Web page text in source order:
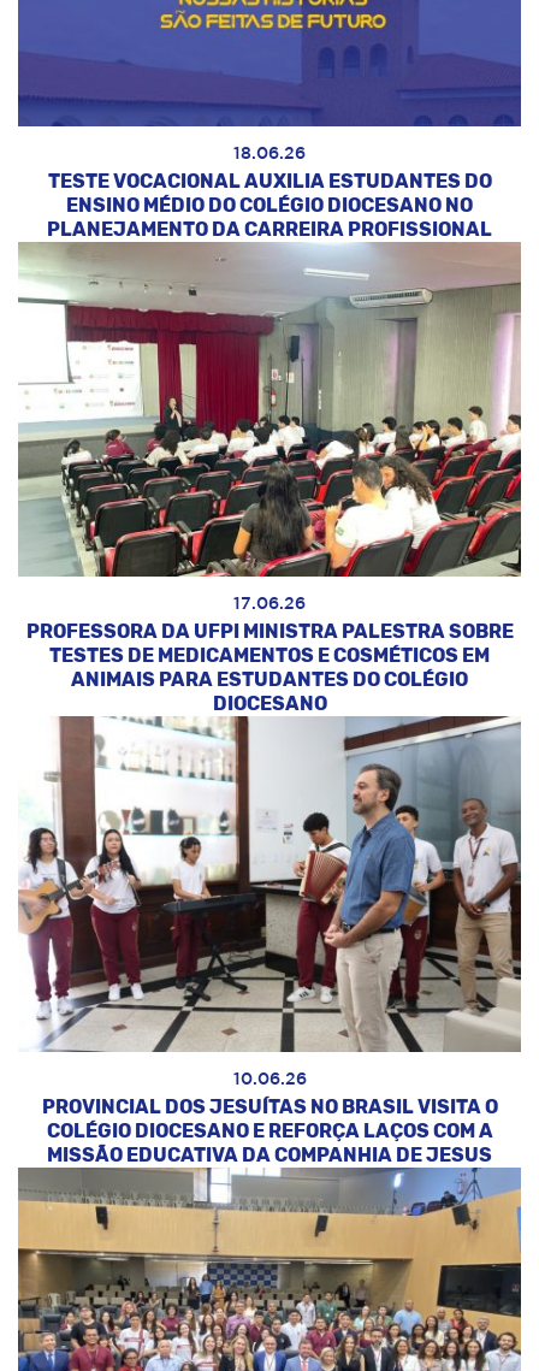
18.06.26
TESTE VOCACIONAL AUXILIA ESTUDANTES DO
ENSINO MÉDIO DO COLÉGIO DIOCESANO NO
PLANEJAMENTO DA CARREIRA PROFISSIONAL
17.06.26
PROFESSORA DA UFPI MINISTRA PALESTRA SOBRE
TESTES DE MEDICAMENTOS E COSMÉTICOS EM
ANIMAIS PARA ESTUDANTES DO COLÉGIO
DIOCESANO
10.06.26
PROVINCIAL DOS JESUÍTAS NO BRASIL VISITA O
COLÉGIO DIOCESANO E REFORÇA LAÇOS COM A
MISSÃO EDUCATIVA DA COMPANHIA DE JESUS